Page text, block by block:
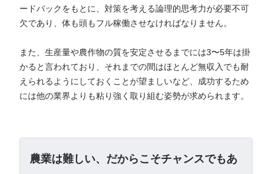
ードバックをもとに、対策を考える論理的思考力が必要不可
欠であり、体も頭もフル稼働させなければなりません。
また、生産量や農作物の質を安定させるまでには3〜5年は掛
かると言われており、それまでの間はほとんど無収入でも耐
えられるようにしておくことが望ましいなど、成功するため
には他の業界よりも粘り強く取り組む姿勢が求められます。
農業は難しい、だからこそチャンスでもあ